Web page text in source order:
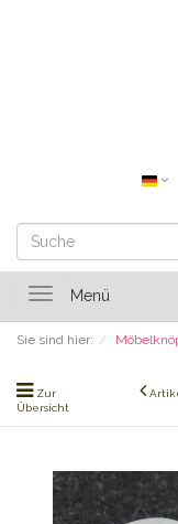
ToggleMenü
Sie sind hier:
Zur
Übersicht